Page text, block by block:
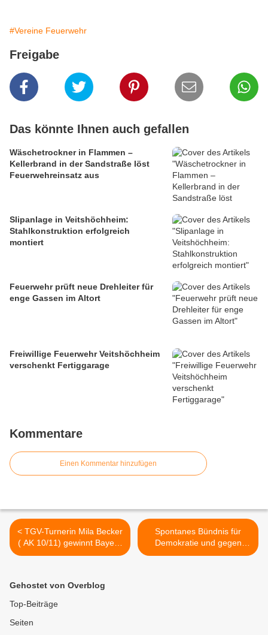
#Vereine Feuerwehr
Freigabe
Das könnte Ihnen auch gefallen
Wäschetrockner in Flammen –
Kellerbrand in der Sandstraße löst
Feuerwehreinsatz aus
Slipanlage in Veitshöchheim:
Stahlkonstruktion erfolgreich
montiert
Feuerwehr prüft neue Drehleiter für
enge Gassen im Altort
Freiwillige Feuerwehr Veitshöchheim
verschenkt Fertiggarage
Kommentare
Einen Kommentar hinzufügen
< TGV-Turnerin Mila Becker
( AK 10/11) gewinnt Bayern
Cup in Waging
Spontanes Bündnis für
Demokratie und gegen
Rechtsextremismus
Gehostet von Overblog
Top-Beiträge
Seiten